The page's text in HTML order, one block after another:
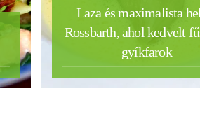
Laza és maximalista
Rossbarth, ahol kedvelt
gyíkfarok